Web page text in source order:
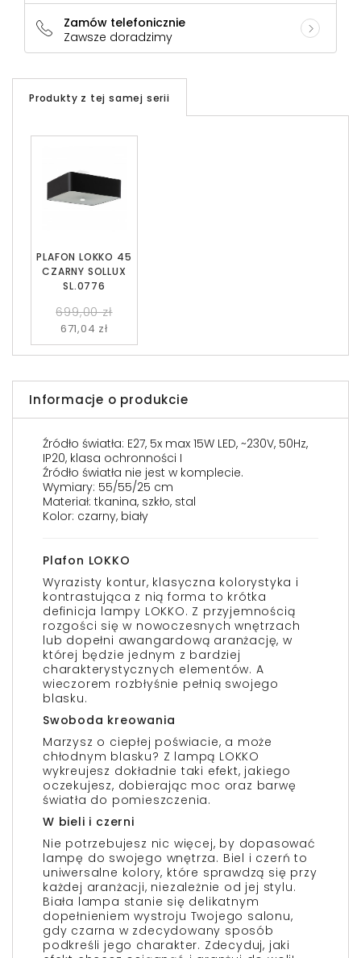
Zamów telefonicznie
Zawsze doradzimy
Produkty z tej samej serii
PLAFON LOKKO 45
CZARNY SOLLUX
SL.0776
699,00 zł
671,04 zł
Informacje o produkcie
Źródło światła: E27, 5x max 15W LED, ~230V, 50Hz,
IP20, klasa ochronności I
Źródło światła nie jest w komplecie.
Wymiary: 55/55/25 cm
Materiał: tkanina, szkło, stal
Kolor: czarny, biały
Plafon LOKKO
Wyrazisty kontur, klasyczna kolorystyka i
kontrastująca z nią forma to krótka
definicja lampy LOKKO. Z przyjemnością
rozgości się w nowoczesnych wnętrzach
lub dopełni awangardową aranżację, w
której będzie jednym z bardziej
charakterystycznych elementów. A
wieczorem rozbłyśnie pełnią swojego
blasku.
Swoboda kreowania
Marzysz o ciepłej poświacie, a może
chłodnym blasku? Z lampą LOKKO
wykreujesz dokładnie taki efekt, jakiego
oczekujesz, dobierając moc oraz barwę
światła do pomieszczenia.
W bieli i czerni
Nie potrzebujesz nic więcej, by dopasować
lampę do swojego wnętrza. Biel i czerń to
uniwersalne kolory, które sprawdzą się przy
każdej aranżacji, niezależnie od jej stylu.
Biała lampa stanie się delikatnym
dopełnieniem wystroju Twojego salonu,
gdy czarna w zdecydowany sposób
podkreśli jego charakter. Zdecyduj, jaki